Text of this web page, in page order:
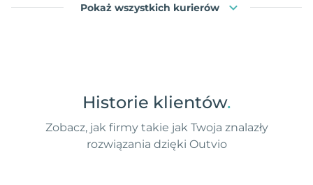
Pokaż wszystkich kurierów
Historie klientów.
Zobacz, jak firmy takie jak Twoja znalazły
rozwiązania dzięki Outvio